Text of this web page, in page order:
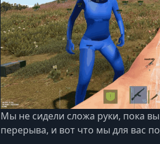
Мы не сидели сложа руки, пока
перерыва, и вот что мы для вас